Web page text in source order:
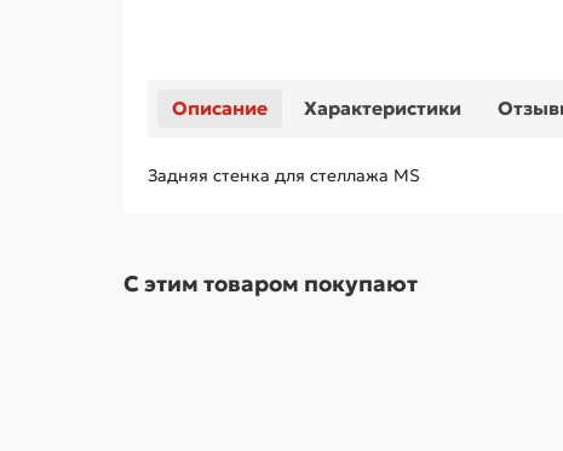
Описание Характеристики
Задняя стенка для стеллажа MS
С этим товаром покупают